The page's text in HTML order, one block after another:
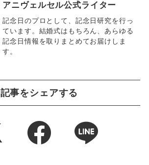
アニヴェルセル公式ライター
記念日のプロとして、記念日研究を行っ
ています。結婚式はもちろん、あらゆる
記念日情報を取りまとめてお届けしま
す。
記事をシェアする